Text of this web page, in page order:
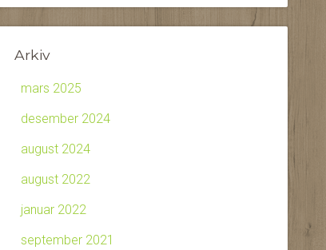
Arkiv
mars 2025
desember 2024
august 2024
august 2022
januar 2022
september 2021